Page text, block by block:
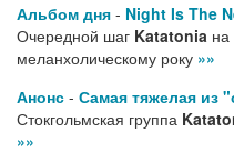
Альбом дня - Night Is The
Очередной шаг Katatonia на
меланхолическому року »»
Анонс - Самая тяжелая из
Стокгольмская группа
»»